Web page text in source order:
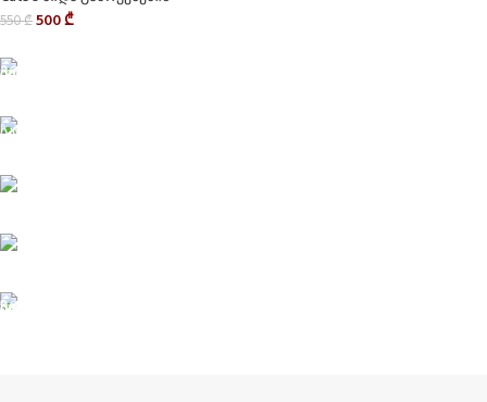
550₾500₾